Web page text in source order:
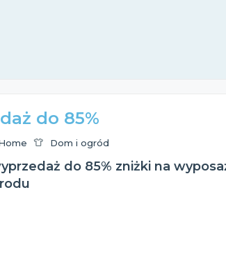
do 85%
Dom i ogród
do 85% zniżki na